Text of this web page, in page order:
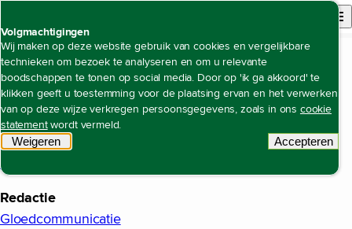
Volgmachtigingen
Wij maken op deze website gebruik van cookies en vergelijkbare
technieken om bezoek te analyseren en om u relevante
boodschappen te tonen op social media. Door op 'ik ga akkoord' te
klikken geeft u toestemming voor de plaatsing ervan en het verwerken
van op deze wijze verkregen persoonsgegevens, zoals in ons cookie
statementwordt vermeld.
Weigeren
Accepteren
Open site
Colofon
Alliander
Bellevue, Utrechtseweg 68, 6812 AH Arnhem
Concept en realisatie
F19 Digital Reporting
Redactie
Gloedcommunicatie